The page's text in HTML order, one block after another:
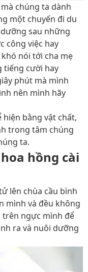
chúng ta dành
một chuyến đi du
sau những
công việc hay
nói tới cha mẹ
tiếng cười hay
phút mà mình
nên mình hãy
bằng vật chất,
trong tâm chúng
ta.
hồng cài
lên chùa cầu bình
mình và đều không
ngực mình để
ra và nuôi dưỡng